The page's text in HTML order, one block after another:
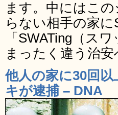
ます。中にはこ
らない相手の家
「SWATing（ス
まったく違う治
他人の家に30回
キが逮捕 – DNA